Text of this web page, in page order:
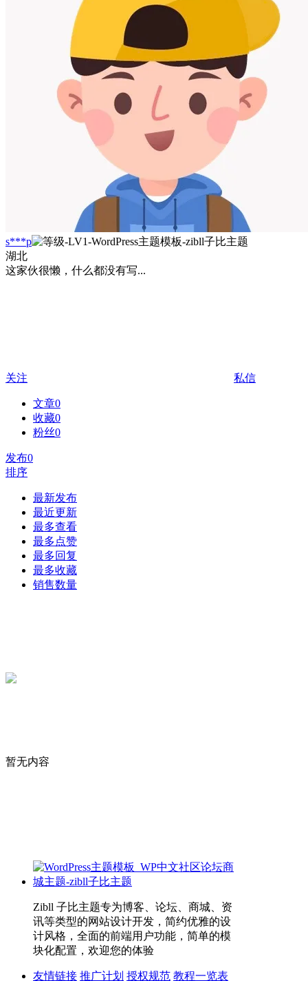
s***p
湖北
这家伙很懒，什么都没有写...
关注 私信
文章0
收藏0
粉丝0
发布0
排序
最新发布
最近更新
最多查看
最多点赞
最多回复
最多收藏
销售数量
暂无内容
Zibll 子比主题专为博客、论坛、商城、资
讯等类型的网站设计开发，简约优雅的设
计风格，全面的前端用户功能，简单的模
块化配置，欢迎您的体验
友情链接 推广计划 授权规范 教程一览表